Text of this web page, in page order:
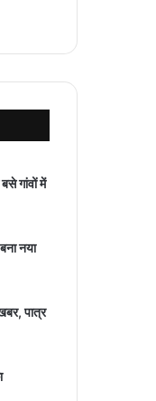
गांवों में
नया
पात्र